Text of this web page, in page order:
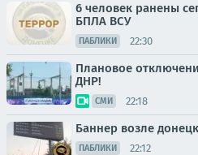
6 человек ранены
БПЛА ВСУ
ПАБЛИКИ 22:30
Плановое
ДНР!
СМИ 22:18
Баннер возле
ПАБЛИКИ 22:12